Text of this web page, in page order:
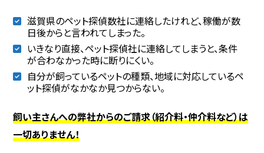
滋賀県のペット探偵数社に連絡したけれど、稼働が数
日後からと言われてしまった。
いきなり直接、ペット探偵社に連絡してしまうと、条件
が合わなかった時に断りにくい。
自分が飼っているペットの種類、地域に対応しているペ
ット探偵がなかなか見つからない。
飼い主さんへの弊社からのご請求（紹介料・仲介料など）は
一切ありません！